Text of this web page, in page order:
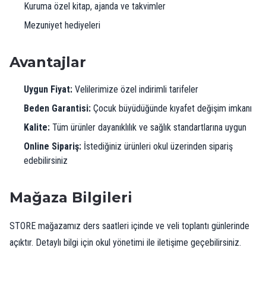
Kuruma özel kitap, ajanda ve takvimler
Mezuniyet hediyeleri
Avantajlar
Uygun Fiyat: Velilerimize özel indirimli tarifeler
Beden Garantisi: Çocuk büyüdüğünde kıyafet değişim imkanı
Kalite: Tüm ürünler dayanıklılık ve sağlık standartlarına uygun
Online Sipariş: İstediğiniz ürünleri okul üzerinden sipariş
edebilirsiniz
Mağaza Bilgileri
STORE mağazamız ders saatleri içinde ve veli toplantı günlerinde
açıktır. Detaylı bilgi için okul yönetimi ile iletişime geçebilirsiniz.